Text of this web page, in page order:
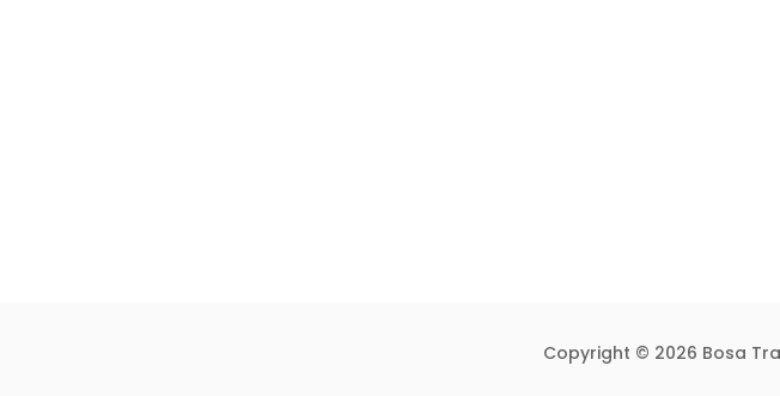
Copyright © 2026 Bosa